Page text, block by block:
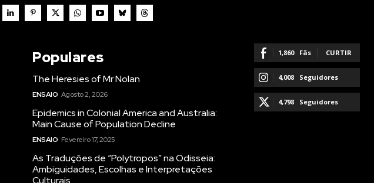
Populares
The Heresies of Mr Nolan
ENSAIO Agosto 2, 2026
Epidemics in Colonial America and Australia:
Main Cause of Population Decline
ENSAIO Fevereiro 17, 2025
As Traduções de “Polytropos” na Odisseia:
Ambiguidades, Escolhas e Interpretações
1,860 Fãs CURTIR
4,008 Seguidores
SEGUIR
4,798 Seguidores